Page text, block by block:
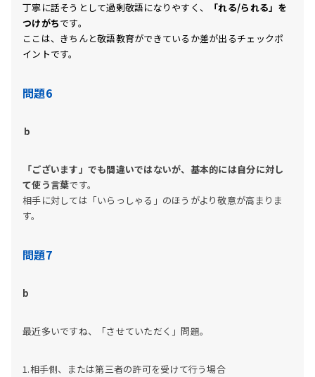
丁寧に話そうとして過剰敬語になりやすく、
「れる/られる」を
つけがちです。
ここは、きちんと敬語教育ができているか差が出るチェックポ
イントです。
問題6
ｂ
「ございます」でも間違いではないが、基本的には自分に対し
て使う言葉です。
相手に対しては「いらっしゃる」のほうがより敬意が高まりま
す。
問題7
b
最近多いですね、「させていただく」問題。
1.相手側、または第三者の許可を受けて行う場合